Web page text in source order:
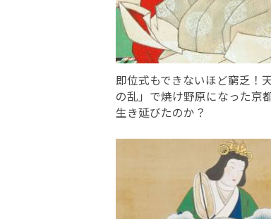
即位式もできないほど窮乏！
の乱」で焼け野原になった京
生き延びたのか？